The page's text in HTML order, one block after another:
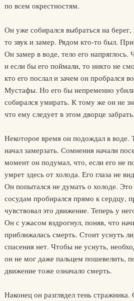
по всем окрестностям.
Он уже собирался выбраться на
то звук и замер. Рядом кто-то был.
Он замер в воде, тело его напряглось.
и если бы его поймали, то никто не
кто его послал и зачем он пробрался
Мустафы. Но его бы непременно
собирался умирать. К тому же он не
что ему следует в этом дворце забрать.
Некоторое время он подождал в воде.
начал замерзать. Сомнения начали
момент он подумал, что, если его не
умрет здесь от холода. Его глаза не
Он попытался не думать о холоде.
сосудам пробирался прямо к сердцу,
чувствовал это движение. Теперь у
Он с ужасом вздрогнул, поняв, что
приближалась смерть. Стоит уснуть
спасения нет. Чтобы не уснуть,
он не мог даже пальцем пошевелить,
движение тоже означало смерть.
Наконец он разглядел тень стражника.